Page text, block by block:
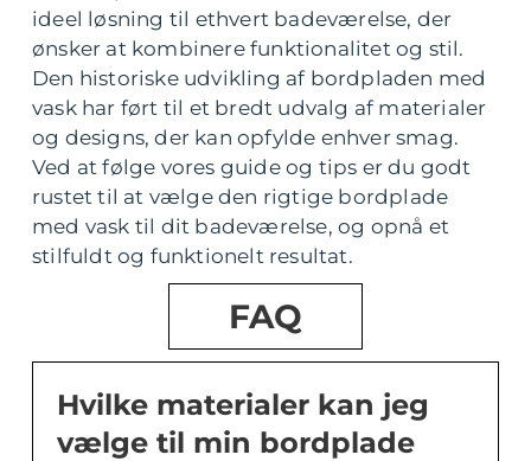
ideel løsning til ethvert badeværelse, der
ønsker at kombinere funktionalitet og stil.
Den historiske udvikling af bordpladen med
vask har ført til et bredt udvalg af materialer
og designs, der kan opfylde enhver smag.
Ved at følge vores guide og tips er du godt
rustet til at vælge den rigtige bordplade
med vask til dit badeværelse, og opnå et
stilfuldt og funktionelt resultat.
FAQ
Hvilke materialer kan jeg
vælge til min bordplade